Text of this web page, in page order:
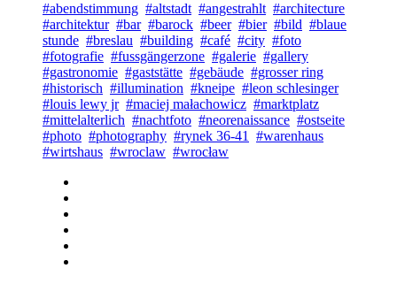
#abendstimmung #altstadt #angestrahlt #architecture
#architektur #bar #barock #beer #bier #bild #blaue
stunde #breslau #building #café #city #foto
#fotografie #fussgängerzone #galerie #gallery
#gastronomie #gaststätte #gebäude #grosser ring
#historisch #illumination #kneipe #leon schlesinger
#louis lewy jr #maciej małachowicz #marktplatz
#mittelalterlich #nachtfoto #neorenaissance #ostseite
#photo #photography #rynek 36-41
#warenhaus
#wirtshaus #wroclaw #wrocław